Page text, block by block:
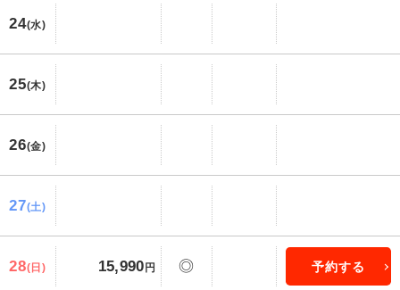
24(水)
25(木)
26(金)
27(土)
28(日) 15,990 円 ◎ 予約する